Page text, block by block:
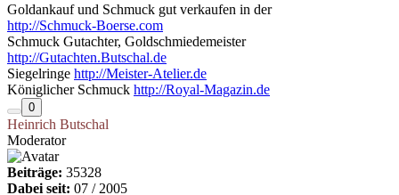
Goldankauf und Schmuck gut verkaufen in der
http://Schmuck-Boerse.com
Schmuck Gutachter, Goldschmiedemeister
http://Gutachten.Butschal.de
Siegelringe http://Meister-Atelier.de
Königlicher Schmuck http://Royal-Magazin.de
0
Heinrich Butschal
Moderator
Beiträge: 35328
Dabei seit: 07 / 2005